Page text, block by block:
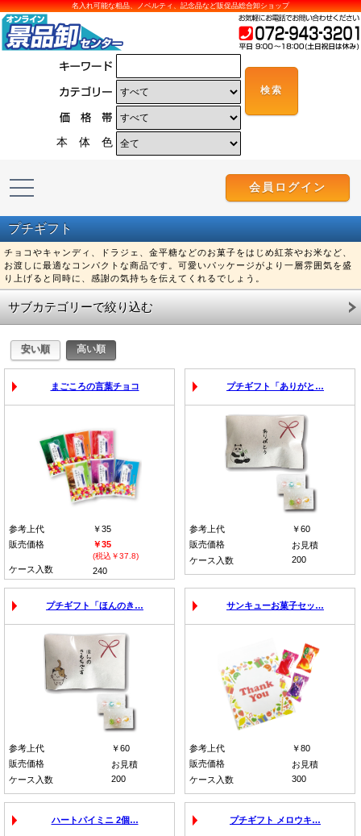
名入れ可能な粗品、ノベルティ、記念品など販促品総合卸ショップ
本 体 色
会員ログイン
プチギフト
チョコやキャンディ、ドラジェ、金平糖などのお菓子をはじめ紅茶やお米など、
お渡しに最適なコンパクトな商品です。可愛いパッケージがより一層雰囲気を盛
り上げると同時に、感謝の気持ちを伝えてくれるでしょう。
サブカテゴリーで絞り込む
まごころの言葉チョコ
参考上代
￥35
販売価格
￥35
(税込￥37.8)
ケース入数 240
プチギフト「ありがと…
参考上代
￥60
販売価格
お見積
ケース入数
200
プチギフト「ほんのき…
参考上代
￥60
販売価格
お見積
ケース入数
200
サンキューお菓子セッ…
参考上代
￥80
販売価格
お見積
ケース入数
300
ハートパイミニ 2個… プチギフト メロウキ…